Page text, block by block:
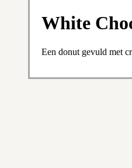
White
Een donut gevuld met